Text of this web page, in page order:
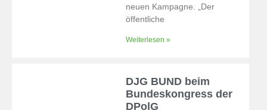
neuen Kampagne. „Der
öffentliche
Weiterlesen »
DJG BUND beim
Bundeskongress der
DPolG